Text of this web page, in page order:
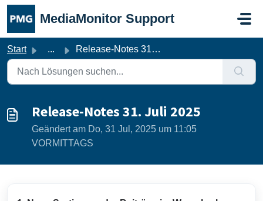
Zum hauptsächlichen Inhalt gehen
MediaMonitor Support
Start ... Release-Notes 31. Juli 2025
Release-Notes 31. Juli 2025
Geändert am Do, 31 Jul, 2025 um 11:05
VORMITTAGS